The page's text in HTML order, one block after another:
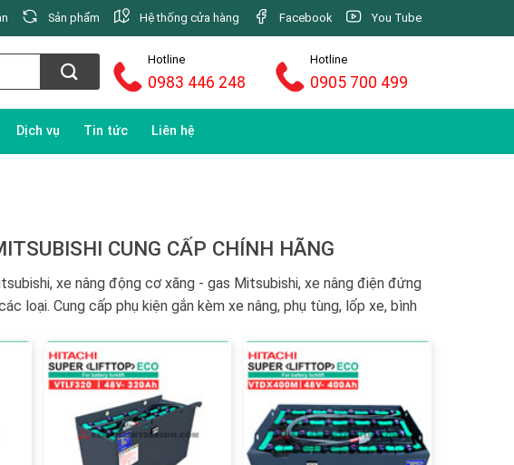
Sản phẩm Hệ thống cửa hàng Facebook You Tube
Hotline
0983 446 248
Hotline
0905 700 499
Dịch vụ Tin tức Liên hệ
CUNG CẤP CHÍNH HÃNG
xe nâng động cơ xăng - gas Mitsubishi, xe nâng điện đứng
loại. Cung cấp phụ kiện gắn kèm xe nâng, phụ tùng, lốp xe, bình